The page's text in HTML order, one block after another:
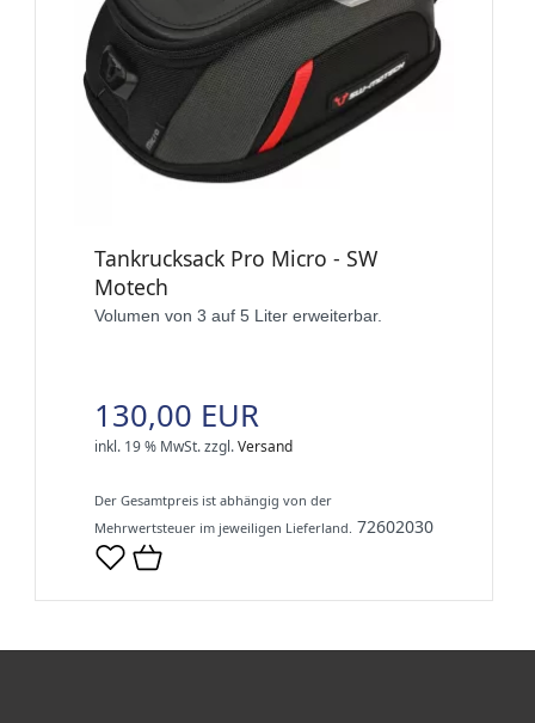
Tankrucksack Pro Micro - SW
Motech
Volumen von 3 auf 5 Liter erweiterbar.
130,00 EUR
inkl. 19 % MwSt.zzgl.Versand
Der Gesamtpreis ist abhängig von der
Mehrwertsteuer im jeweiligen Lieferland. 72602030